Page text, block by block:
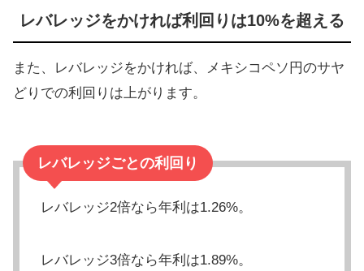
レバレッジをかければ利回りは10%を超える
また、レバレッジをかければ、メキシコペソ円のサヤ
どりでの利回りは上がります。
レバレッジごとの利回り
レバレッジ2倍なら年利は1.26%。
レバレッジ3倍なら年利は1.89%。